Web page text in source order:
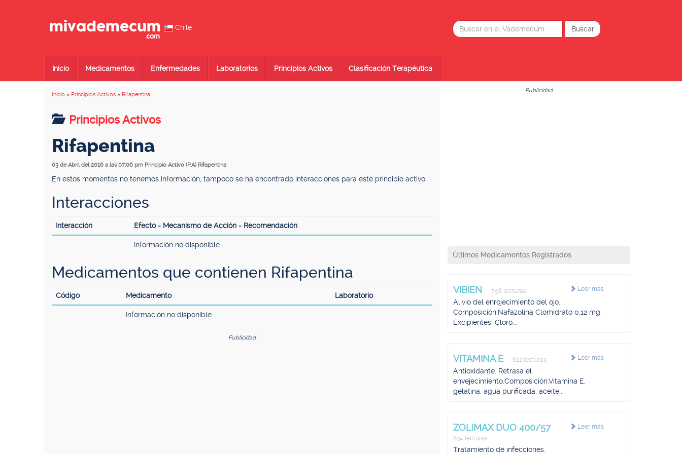
Chile
Inicio Medicamentos Enfermedades Laboratorios Principios Activos Clasificación Terapéutica
Inicio » Principios Activos » Rifapentina
Principios Activos
Rifapentina
03 de Abril del 2016 a las 07:06 pm Principio Activo (P.A) Rifapentina
En estos momentos no tenemos información, tampoco se ha encontrado interacciones para este principio activo.
Interacciones
Interacción Efecto - Mecanismo de Acción - Recomendación
Información no disponible.
Medicamentos que contienen Rifapentina
Código Medicamento Laboratorio
Información no disponible.
Publicidad
Publicidad
Últimos Medicamentos Registrados
Leer más
VIBIEN 798 lecturas
Alivio del enrojecimiento del ojo.
Composición.Nafazolina Clorhidrato 0,12 mg.
Excipientes: Cloro...
Leer más
VITAMINA E 622 lecturas
Antioxidante. Retrasa el
envejecimiento.Composición.Vitamina E,
gelatina, agua purificada, aceite...
Leer más
ZOLIMAX DUO 400/57
634 lecturas
Tratamiento de infecciones.